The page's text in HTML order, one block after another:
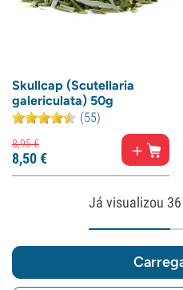
Skullcap (Scutellaria
galericulata) 50g
(55)
8,95€
8,50€
Já visualizou 36